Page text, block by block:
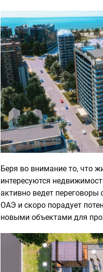
Беря во внимание то, что
интересуются
активно ведет
ОАЭ и скоро порадует
новыми объектами для